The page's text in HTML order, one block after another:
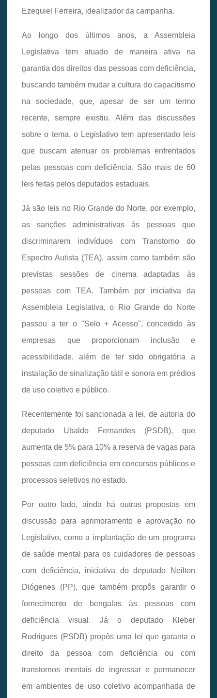
Ezequiel Ferreira, idealizador da campanha.
Ao longo dos últimos anos, a Assembleia
Legislativa tem atuado de maneira ativa na
garantia dos direitos das pessoas com deficiência,
buscando também mudar a cultura do capacitismo
na sociedade, que, apesar de ser um termo
recente, sempre existiu. Além das discussões
sobre o tema, o Legislativo tem apresentado leis
que buscam atenuar os problemas enfrentados
pelas pessoas com deficiência. São mais de 60
leis feitas pelos deputados estaduais.
Já são leis no Rio Grande do Norte, por exemplo,
as sanções administrativas às pessoas que
discriminarem indivíduos com Transtorno do
Espectro Autista (TEA), assim como também são
previstas sessões de cinema adaptadas às
pessoas com TEA. Também por iniciativa da
Assembleia Legislativa, o Rio Grande do Norte
passou a ter o "Selo + Acesso", concedido às
empresas que proporcionam inclusão e
acessibilidade, além de ter sido obrigatória a
instalação de sinalização tátil e sonora em prédios
de uso coletivo e público.
Recentemente foi sancionada a lei, de autoria do
deputado Ubaldo Fernandes (PSDB), que
aumenta de 5% para 10% a reserva de vagas para
pessoas com deficiência em concursos públicos e
processos seletivos no estado.
Por outro lado, ainda há outras propostas em
discussão para aprimoramento e aprovação no
Legislativo, como a implantação de um programa
de saúde mental para os cuidadores de pessoas
com deficiência, iniciativa do deputado Neilton
Diógenes (PP), que também propôs garantir o
fornecimento de bengalas às pessoas com
deficiência visual. Já o deputado Kleber
Rodrigues (PSDB) propôs uma lei que garanta o
direito da pessoa com deficiência ou com
transtornos mentais de ingressar e permanecer
em ambientes de uso coletivo acompanhada de